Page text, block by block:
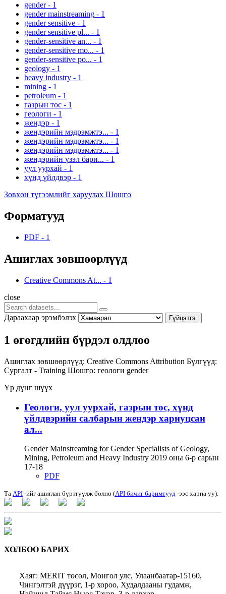
gender - 1
gender mainstreaming - 1
gender sensitive - 1
gender sensitive pl... - 1
gender-sensitive an... - 1
gender-sensitive mo... - 1
gender-sensitive po... - 1
geology - 1
heavy industry - 1
mining - 1
petroleum - 1
газрын тос - 1
геологи - 1
жендэр - 1
жендэрийн мэдрэмжтэ... - 1
жендэрийн мэдрэмжтэ... - 1
жендэрийн мэдрэмжтэ... - 1
жендэрийн үзэл бари... - 1
уул уурхай - 1
хүнд үйлдвэр - 1
Зөвхөн түгээмлийг харуулах Шошго
Форматууд
PDF - 1
Ашиглах зөвшөөрлүүд
Creative Commons At... - 1
close
Дараахаар эрэмбэлэх Гүйцэтгэ.
1 өгөгдлийн бүрдэл олдлоо
Ашиглах зөвшөөрлүүд: Creative Commons Attribution Бүлгүүд:
Сургалт - Training Шошго: геологи gender
Үр дүнг шүүх
Геологи, уул уурхай, газрын тос, хүнд
үйлдвэрийн салбарын жендэр хариуцсан
ал...
Gender Mainstreaming for Gender Specialists of Geology,
Mining, Petroleum and Heavy Industry 2019 оны 6-р сарын
17-18
PDF
Та API -ийг ашиглан бүртгүүлж болно (API бичиг баримтууд -ээс харна уу).
ХОЛБОО БАРИХ
Хаяг: MERIT төсөл, Монгол улс, Улаанбаатар-15160,
Чингэлтэй дүүрэг, 1-р хороо, Худалдааны гудамж,